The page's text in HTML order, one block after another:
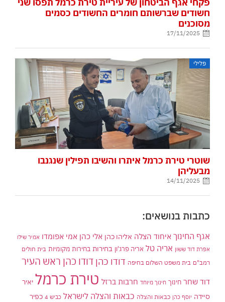
פקחי אגף הביטחון של עיריית טירת כרמל תפסו שני
חשודים שברשותם חומרים החשודים כסמים
מסוכנים
17/11/2025
פלילי
שוטרי טירת כרמל איתרו והשיבו תפילין שנגנבו
מבעליהן
14/11/2025
כתבות בנושאים:
אגף החינוך איחוד הצלה אליהו כהן אלי כהן אמי אפומדו אמיר שילו
אפרת דוד ששון אריה טל אריה פרג'ון בחירות בחירות מקומיות בית חולים
רמב"ם בית משפט השלום בחיפה דודו כהן דודו כהן ראש העיר
דוד שחר חינוך חינוך מיוחד חרבות ברזל טירת כרמל יאיר
סיידה יוסף כהן כבאות והצלה כבאות והצלה לישראל כביש 4
כפיר